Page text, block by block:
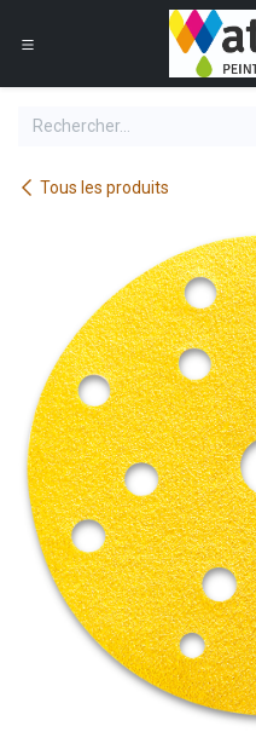
Se rendre au contenu
Tous les produits